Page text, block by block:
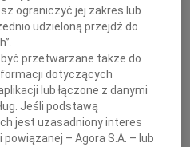
Pani dr n. med.
Horodnickiej-Józwie
wyrazy głębokiego współczucia
z powodu śmierci
ograniczyć jej zakres lub
udzieloną przejdź do
przetwarzane także do
dotyczących
lub łączone z danymi
Jeśli podstawą
jest uzasadniony interes
powiązanej – Agora S.A. – lub